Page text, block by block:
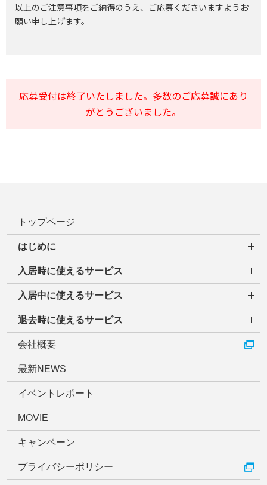
以上のご注意事項をご納得のうえ、ご応募くださいますようお
願い申し上げます。
応募受付は終了いたしました。多数のご応募誠にあり
がとうございました。
トップページ
はじめに
入居時に使えるサービス
入居中に使えるサービス
退去時に使えるサービス
会社概要
最新NEWS
イベントレポート
MOVIE
キャンペーン
プライバシーポリシー